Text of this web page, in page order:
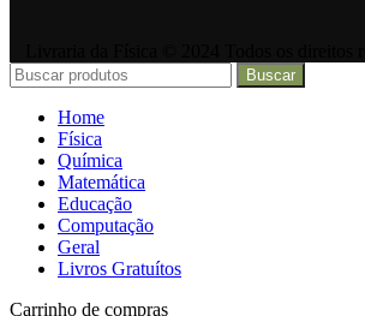
Buscar
Home
Física
Química
Matemática
Educação
Computação
Geral
Livros Gratuítos
Carrinho de compras